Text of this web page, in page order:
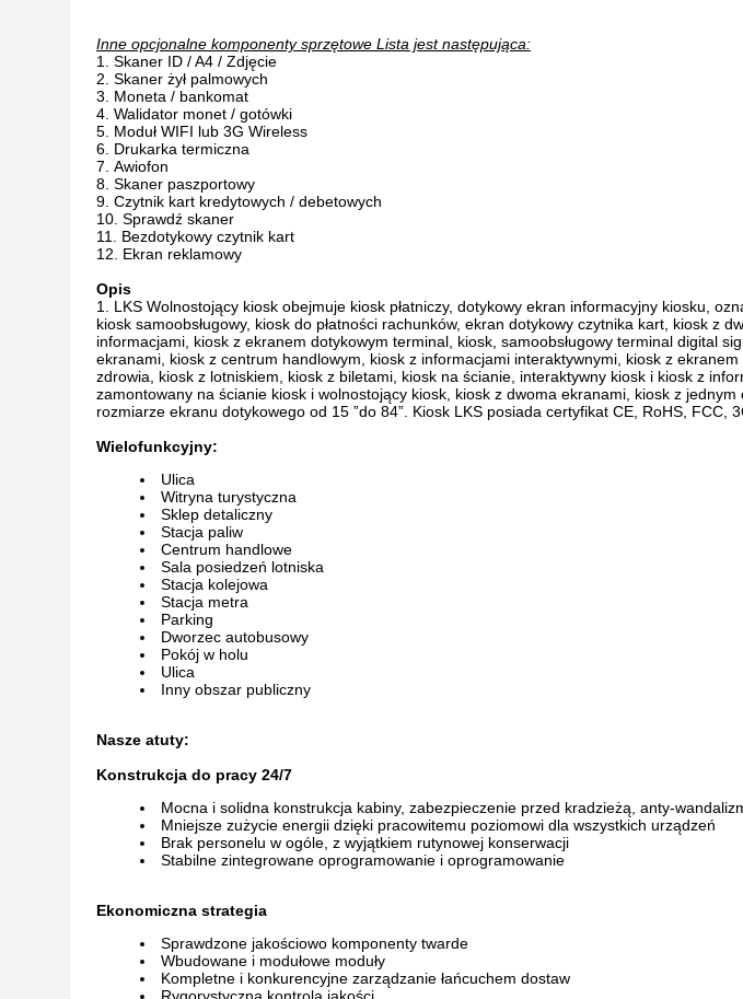
Inne opcjonalne komponenty sprzętowe Lista jest następująca:
Skaner ID / A4 / Zdjęcie
Skaner żył palmowych
Moneta / bankomat
Walidator monet / gotówki
Moduł WIFI lub 3G Wireless
Drukarka termiczna
Awiofon
Skaner paszportowy
Czytnik kart kredytowych / debetowych
Sprawdź skaner
Bezdotykowy czytnik kart
Ekran reklamowy
Opis
LKS Wolnostojący kiosk obejmuje kiosk płatniczy, dotykowy ekran informacyjny kiosku,
kiosk samoobsługowy, kiosk do płatności rachunków, ekran dotykowy czytnika kart, kiosk z
informacjami, kiosk z ekranem dotykowym terminal, kiosk, samoobsługowy terminal digital
ekranami, kiosk z centrum handlowym, kiosk z informacjami interaktywnymi, kiosk z
zdrowia, kiosk z lotniskiem, kiosk z biletami, kiosk na ścianie, interaktywny kiosk i kiosk z
zamontowany na ścianie kiosk i wolnostojący kiosk, kiosk z dwoma ekranami, kiosk z
rozmiarze ekranu dotykowego od 15 ”do 84”. Kiosk LKS posiada certyfikat CE, RoHS, FCC,
Wielofunkcyjny:
Ulica
Witryna turystyczna
Sklep detaliczny
Stacja paliw
Centrum handlowe
Sala posiedzeń lotniska
Stacja kolejowa
Stacja metra
Parking
Dworzec autobusowy
Pokój w holu
Ulica
Inny obszar publiczny
Nasze atuty:
Konstrukcja do pracy 24/7
Mocna i solidna konstrukcja kabiny, zabezpieczenie przed kradzieżą, anty-
Mniejsze zużycie energii dzięki pracowitemu poziomowi dla wszystkich urządzeń
Brak personelu w ogóle, z wyjątkiem rutynowej konserwacji
Stabilne zintegrowane oprogramowanie i oprogramowanie
Ekonomiczna strategia
Sprawdzone jakościowo komponenty twarde
Wbudowane i modułowe moduły
Kompletne i konkurencyjne zarządzanie łańcuchem dostaw